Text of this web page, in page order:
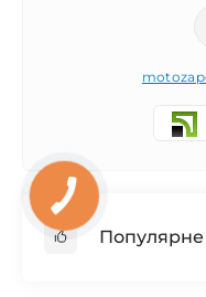
Популярне